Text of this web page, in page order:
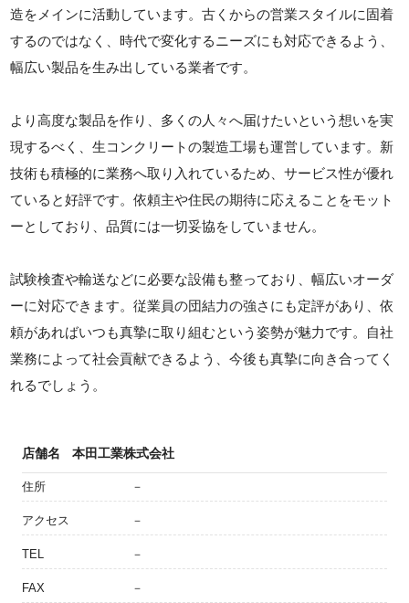
造をメインに活動しています。古くからの営業スタイルに固着
するのではなく、時代で変化するニーズにも対応できるよう、
幅広い製品を生み出している業者です。
より高度な製品を作り、多くの人々へ届けたいという想いを実
現するべく、生コンクリートの製造工場も運営しています。新
技術も積極的に業務へ取り入れているため、サービス性が優れ
ていると好評です。依頼主や住民の期待に応えることをモット
ーとしており、品質には一切妥協をしていません。
試験検査や輸送などに必要な設備も整っており、幅広いオーダ
ーに対応できます。従業員の団結力の強さにも定評があり、依
頼があればいつも真摯に取り組むという姿勢が魅力です。自社
業務によって社会貢献できるよう、今後も真摯に向き合ってく
れるでしょう。
店舗名 本田工業株式会社
住所 －
アクセス －
TEL －
FAX －